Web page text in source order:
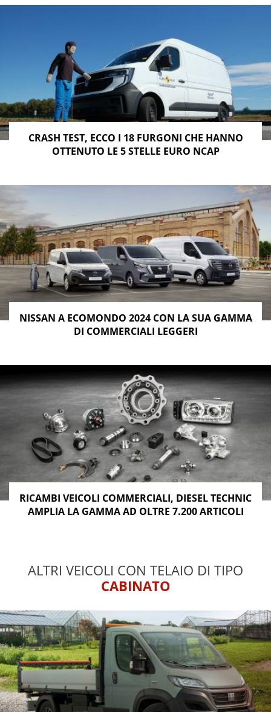
CRASH TEST, ECCO I 18 FURGONI CHE HANNO
OTTENUTO LE 5 STELLE EURO NCAP
NISSAN A ECOMONDO 2024 CON LA SUA GAMMA
DI COMMERCIALI LEGGERI
RICAMBI VEICOLI COMMERCIALI, DIESEL TECHNIC
AMPLIA LA GAMMA AD OLTRE 7.200 ARTICOLI
ALTRI VEICOLI CON TELAIO DI TIPO
CABINATO